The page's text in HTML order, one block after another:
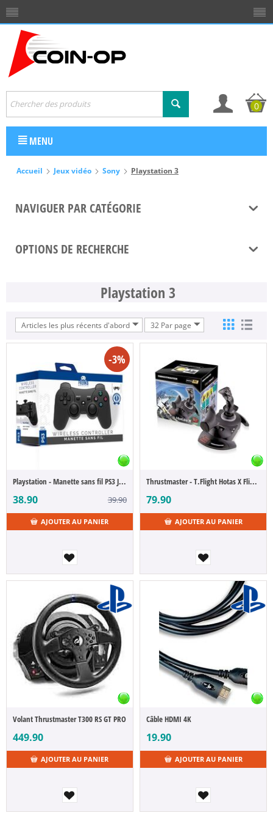
0
MENU
Accueil Jeux vidéo Sony Playstation 3
NAVIGUER PAR CATÉGORIE
OPTIONS DE RECHERCHE
Playstation 3
Articles les plus récents d'abord 32 Par page
-3%
Playstation - Manette sans fil PS3 Joystick
38.90 39.90
AJOUTER AU PANIER
Thrustmaster - T.Flight Hotas X Flight Stick + Throttle [PC/PS3]
79.90
AJOUTER AU PANIER
Volant Thrustmaster T300 RS GT PRO
449.90
AJOUTER AU PANIER
Câble HDMI 4K
19.90
AJOUTER AU PANIER